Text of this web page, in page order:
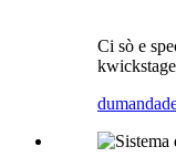
Ci sò e
dumanda